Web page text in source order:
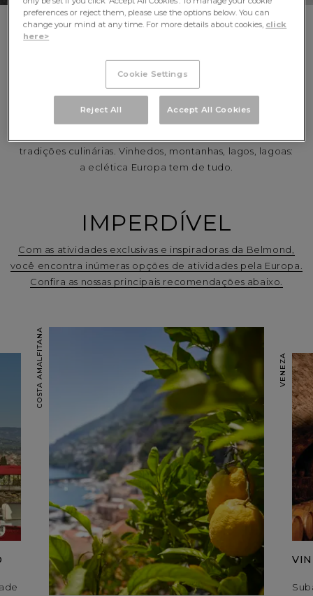
luxuosa cabine. Recline-se a bordo de uma balsa
de luxo, admirando as vinhas de Champagne.
Hospede-se em um antigo mosteiro medieval, a
RENDA-SE A UMA TERRA REPLETA
Vamos fugir para um lugar onde a arquitetura palaciana
tradições culinárias. Vinhedos, montanhas, lagos, lagoas:
a eclética Europa tem de tudo.
IMPERDÍVEL
Com as atividades exclusivas e inspiradoras da Belmond,
você encontra inúmeras opções de atividades pela Europa.
Confira as nossas principais recomendações abaixo.
COSTA AMALFITANA VENEZA
preferences or reject them, please use the options below. You can
change your mind at any time. For more details about cookies, click
here>
Cookie Settings
Reject All Accept All Cookies